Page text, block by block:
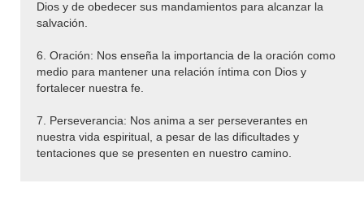
Dios y de obedecer sus mandamientos para alcanzar la
salvación.
6. Oración: Nos enseña la importancia de la oración como
medio para mantener una relación íntima con Dios y
fortalecer nuestra fe.
7. Perseverancia: Nos anima a ser perseverantes en
nuestra vida espiritual, a pesar de las dificultades y
tentaciones que se presenten en nuestro camino.